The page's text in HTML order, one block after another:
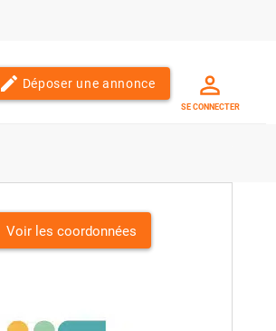
edit Déposer une annonce
SE CONNECTER
Voir les coordonnées